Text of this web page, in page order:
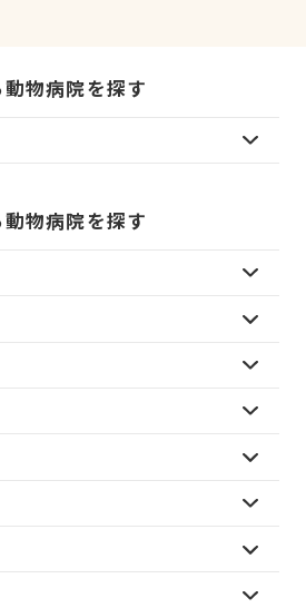
物病院を探す
物病院を探す